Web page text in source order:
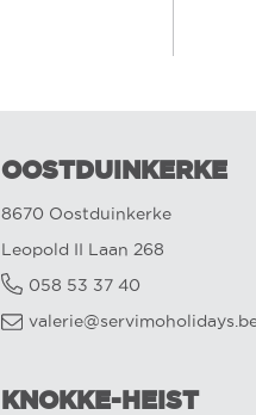
OOSTDUINKERKE
8670 Oostduinkerke
Leopold II Laan 268
058 53 37 40
KNOKKE-HEIST